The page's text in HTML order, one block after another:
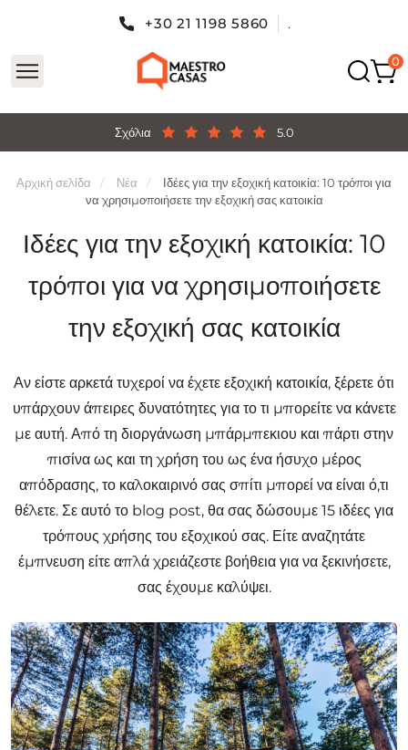
Σχόλια 5.0
+30 21 1198 5860 .
Αρχική σελίδα Νέα
Ιδέες για την εξοχική κατοικία: 10 τρόποι για
να χρησιμοποιήσετε την εξοχική σας κατοικία
Ιδέες για την εξοχική κατοικία: 10
τρόποι για να χρησιμοποιήσετε
την εξοχική σας κατοικία
Αν είστε αρκετά τυχεροί να έχετε εξοχική κατοικία, ξέρετε ότι
υπάρχουν άπειρες δυνατότητες για το τι μπορείτε να κάνετε
με αυτή. Από τη διοργάνωση μπάρμπεκιου και πάρτι στην
πισίνα ως και τη χρήση του ως ένα ήσυχο μέρος
απόδρασης, το καλοκαιρινό σας σπίτι μπορεί να είναι ό,τι
θέλετε. Σε αυτό το blog post, θα σας δώσουμε 15 ιδέες για
τρόπους χρήσης του εξοχικού σας. Είτε αναζητάτε
έμπνευση είτε απλά χρειάζεστε βοήθεια για να ξεκινήσετε,
σας έχουμε καλύψει.